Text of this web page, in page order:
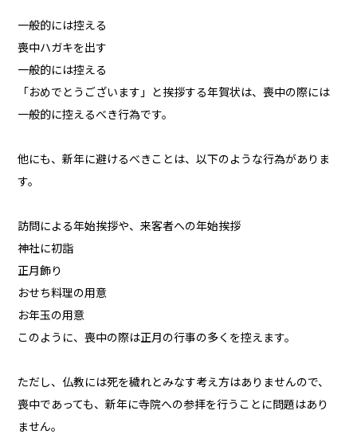
一般的には控える
喪中ハガキを出す
一般的には控える
「おめでとうございます」と挨拶する年賀状は、喪中の際には
一般的に控えるべき行為です。
他にも、新年に避けるべきことは、以下のような行為がありま
す。
訪問による年始挨拶や、来客者への年始挨拶
神社に初詣
正月飾り
おせち料理の用意
お年玉の用意
このように、喪中の際は正月の行事の多くを控えます。
ただし、仏教には死を穢れとみなす考え方はありませんので、
喪中であっても、新年に寺院への参拝を行うことに問題はあり
ません。